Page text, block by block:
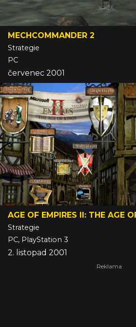
MECHCOMMANDER 2
Strategie
PC
červenec 2001
AGE OF EMPIRES II: THE AGE
Strategie
PC, PlayStation 3
2. listopad 2001